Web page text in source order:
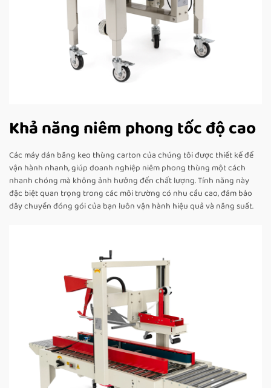
Khả năng niêm phong tốc độ cao
Các máy dán băng keo thùng carton của chúng tôi được thiết kế để
vận hành nhanh, giúp doanh nghiệp niêm phong thùng một cách
nhanh chóng mà không ảnh hưởng đến chất lượng. Tính năng này
đặc biệt quan trọng trong các môi trường có nhu cầu cao, đảm bảo
dây chuyền đóng gói của bạn luôn vận hành hiệu quả và năng suất.